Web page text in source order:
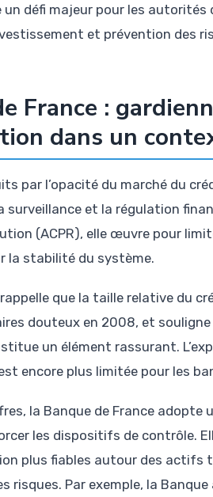
défi majeur pour les
et prévention des
France :
dans un
par l’opacité du marché du
surveillance et la régulation
(ACPR), elle œuvre pour
la stabilité du système.
que la taille relative du
douteux en 2008, et
un élément rassurant.
encore plus limitée pour les
la Banque de France adopte
les dispositifs de contrôle.
plus fiables autour des actifs
risques. Par exemple, la